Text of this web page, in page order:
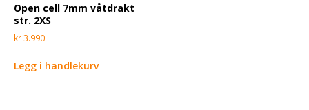
Open cell 7mm våtdrakt
str. 2XS
kr3.990
Legg i handlekurv